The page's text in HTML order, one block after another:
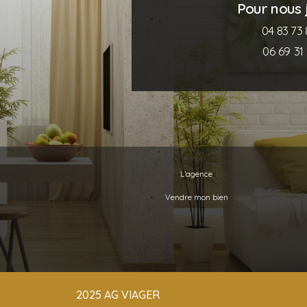
Pour nous
04 83 73
06 69 31
L’agence
Vendre mon bien
2025 AG VIAGER